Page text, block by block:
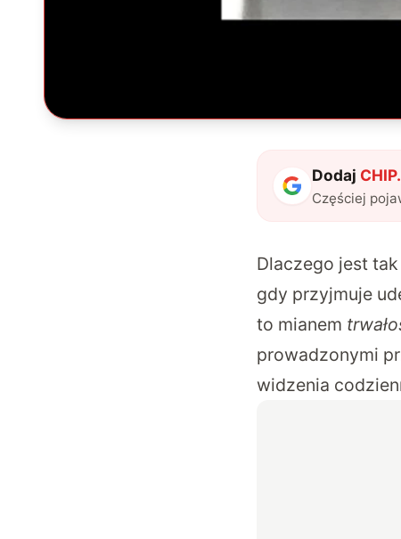
Dodaj
Częściej
Dlaczego jest
gdy przyjmuje
to mianem
prowadzonymi
widzenia